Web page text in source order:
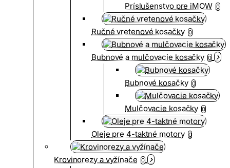
Príslušenstvo pre iMOW 0
Ručné vretenové kosačky 0
Bubnové a mulčovacie kosačky 0
Bubnové kosačky 0
Mulčovacie kosačky 0
Oleje pre 4-taktné motory 0
Krovinorezy a vyžínače 0